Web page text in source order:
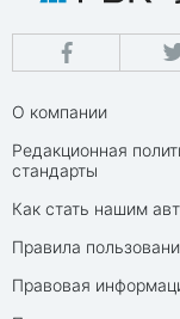
О компании
Редакционная
стандарты
Как стать нашим
Правила
Правовая